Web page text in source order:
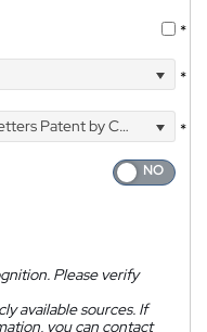
*
*
Patent by Courier
*
Please verify
available sources. If
you can contact